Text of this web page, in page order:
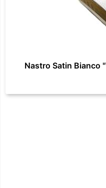
Nastro Satin Bianco